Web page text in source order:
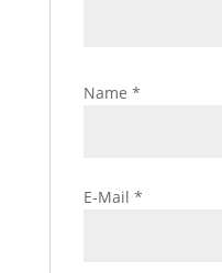
Name *
E-Mail *